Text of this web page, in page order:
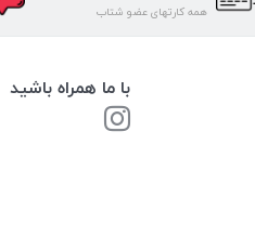
همه کارتهای عضو شتاب
با ما همراه باشید